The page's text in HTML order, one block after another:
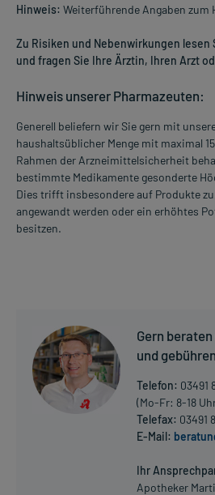
Hinweis: Weiterführende Angaben zum
Zu Risiken und Nebenwirkungen lesen
und fragen Sie Ihre Ärztin, Ihren Arzt
Hinweis unserer Pharmazeuten:
Generell beliefern wir Sie gern mit
haushaltsüblicher Menge mit maximal
Rahmen der Arzneimittelsicherheit
bestimmte Medikamente gesonderte
Dies trifft insbesondere auf Produkte
angewandt werden oder ein erhöhtes
besitzen.
Gern
und
Telefon: 03491
(Mo-Fr: 8-18
Telefax: 03491
E-Mail:
Ihr
Apotheker